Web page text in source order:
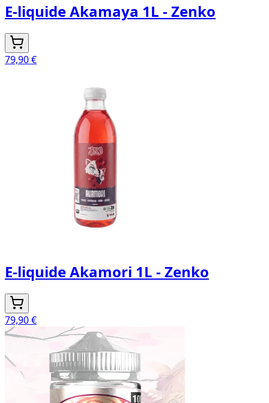
E-liquide Akamaya 1L - Zenko
79,90 €
E-liquide Akamori 1L - Zenko
79,90 €